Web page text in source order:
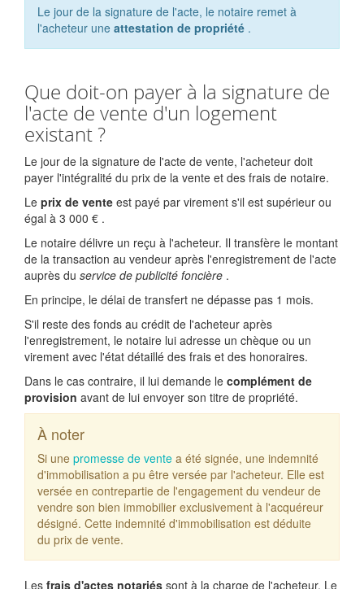
Le jour de la signature de l'acte, le notaire remet à
l'acheteur une attestation de propriété .
Que doit-on payer à la signature de
l'acte de vente d'un logement
existant ?
Le jour de la signature de l'acte de vente, l'acheteur doit
payer l'intégralité du prix de la vente et des frais de notaire.
Le prix de vente est payé par virement s'il est supérieur ou
égal à 3 000 € .
Le notaire délivre un reçu à l'acheteur. Il transfère le montant
de la transaction au vendeur après l'enregistrement de l'acte
auprès du service de publicité foncière .
En principe, le délai de transfert ne dépasse pas 1 mois.
S'il reste des fonds au crédit de l'acheteur après
l'enregistrement, le notaire lui adresse un chèque ou un
virement avec l'état détaillé des frais et des honoraires.
Dans le cas contraire, il lui demande le complément de
provision avant de lui envoyer son titre de propriété.
À noter
Si une promesse de vente a été signée, une indemnité
d'immobilisation a pu être versée par l'acheteur. Elle est
versée en contrepartie de l'engagement du vendeur de
vendre son bien immobilier exclusivement à l'acquéreur
désigné. Cette indemnité d'immobilisation est déduite
du prix de vente.
Les frais d'actes notariés sont à la charge de l'acheteur. Le